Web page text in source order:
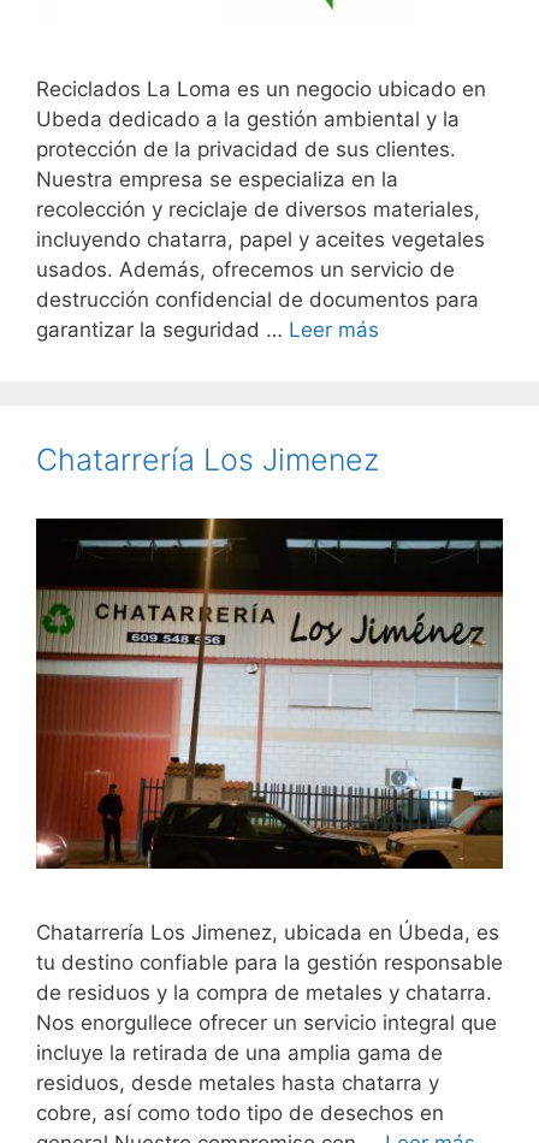
Reciclados La Loma es un negocio ubicado en
Ubeda dedicado a la gestión ambiental y la
protección de la privacidad de sus clientes.
Nuestra empresa se especializa en la
recolección y reciclaje de diversos materiales,
incluyendo chatarra, papel y aceites vegetales
usados. Además, ofrecemos un servicio de
destrucción confidencial de documentos para
garantizar la seguridad … Leer más
Chatarrería Los Jimenez
Chatarrería Los Jimenez, ubicada en Úbeda, es
tu destino confiable para la gestión responsable
de residuos y la compra de metales y chatarra.
Nos enorgullece ofrecer un servicio integral que
incluye la retirada de una amplia gama de
residuos, desde metales hasta chatarra y
cobre, así como todo tipo de desechos en